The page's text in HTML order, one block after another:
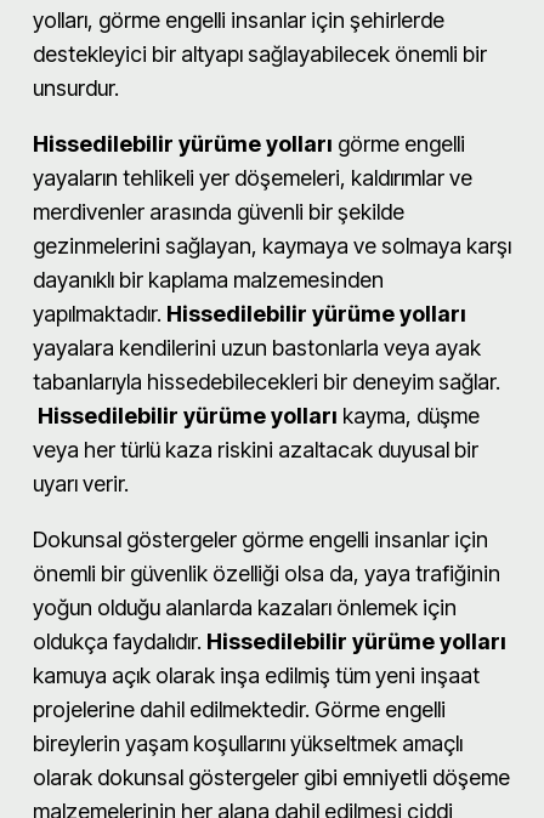
yolları, görme engelli insanlar için şehirlerde
destekleyici bir altyapı sağlayabilecek önemli bir
unsurdur.
Hissedilebilir yürüme yolları görme engelli
yayaların tehlikeli yer döşemeleri, kaldırımlar ve
merdivenler arasında güvenli bir şekilde
gezinmelerini sağlayan, kaymaya ve solmaya karşı
dayanıklı bir kaplama malzemesinden
yapılmaktadır. Hissedilebilir yürüme yolları
yayalara kendilerini uzun bastonlarla veya ayak
tabanlarıyla hissedebilecekleri bir deneyim sağlar.
Hissedilebilir yürüme yolları kayma, düşme
veya her türlü kaza riskini azaltacak duyusal bir
uyarı verir.
Dokunsal göstergeler görme engelli insanlar için
önemli bir güvenlik özelliği olsa da, yaya trafiğinin
yoğun olduğu alanlarda kazaları önlemek için
oldukça faydalıdır. Hissedilebilir yürümeyolları
kamuya açık olarak inşa edilmiş tüm yeni inşaat
projelerine dahil edilmektedir. Görme engelli
bireylerin yaşam koşullarını yükseltmek amaçlı
olarak dokunsal göstergeler gibi emniyetli döşeme
malzemelerinin her alana dahil edilmesi ciddi